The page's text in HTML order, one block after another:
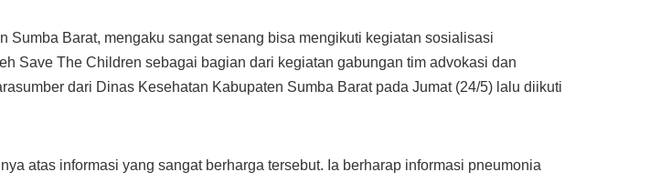
Barat, mengaku sangat senang bisa mengikuti kegiatan sosialisasi
Save The Children sebagai bagian dari kegiatan gabungan tim advokasi dan
dari Dinas Kesehatan Kabupaten Sumba Barat pada Jumat (24/5) lalu diikuti
atas informasi yang sangat berharga tersebut. Ia berharap informasi pneumonia